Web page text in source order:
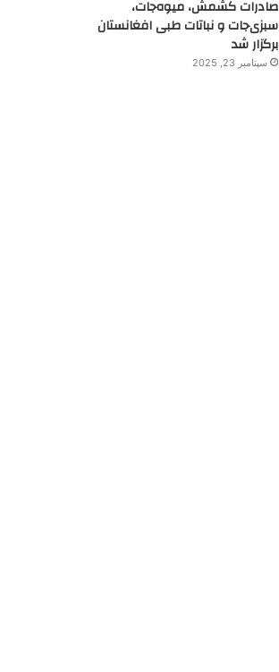
صادرات کشمش، میوه‌جات،
سبزی‌جات و نباتات طبی افغانستان
برگزار شد
سپتامبر 23, 2025